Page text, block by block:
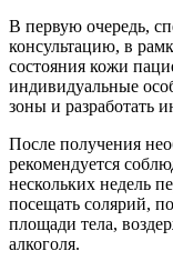
В первую очередь,
консультацию, в
состояния кожи
индивидуальные
зоны и разработать
После получения
рекомендуется
нескольких недель
посещать солярий,
площади тела,
алкоголя.